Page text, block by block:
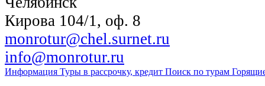
Кирова 104/1, оф. 8
monrotur@chel.surnet.ru
info@monrotur.ru
Информация Туры в рассрочку, кредит Поиск по турам